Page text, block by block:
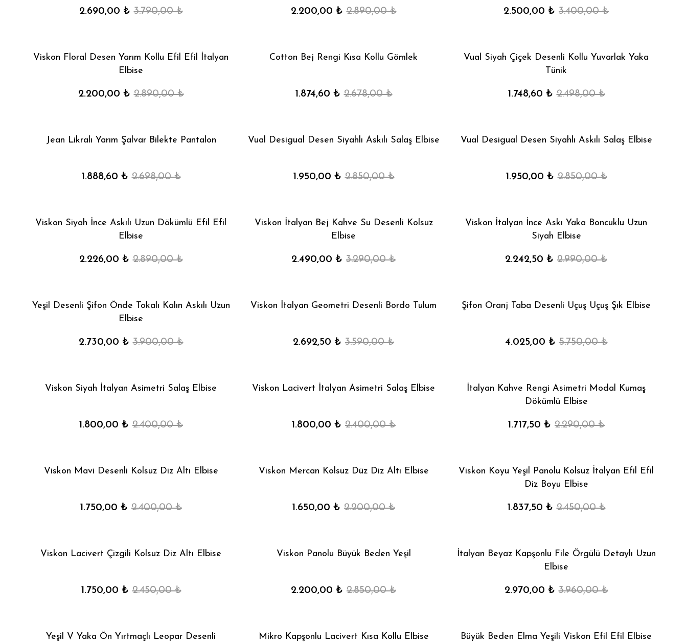
2.690,00 ₺ 3.790,00 ₺ 2.200,00 ₺ 2.890,00 ₺ 2.500,00 ₺ 3.400,00 ₺
Viskon Floral Desen Yarım Kollu Efil Efil İtalyan
Elbise
2.200,00 ₺ 2.890,00 ₺
Cotton Bej Rengi Kısa Kollu Gömlek
1.874,60 ₺ 2.678,00 ₺
Vual Siyah Çiçek Desenli Kollu Yuvarlak Yaka
Tünik
1.748,60 ₺ 2.498,00 ₺
Jean Likralı Yarım Şalvar Bilekte Pantalon
1.888,60 ₺ 2.698,00 ₺
Vual Desigual Desen Siyahlı Askılı Salaş Elbise
1.950,00 ₺ 2.850,00 ₺
Vual Desigual Desen Siyahlı Askılı Salaş Elbise
1.950,00 ₺ 2.850,00 ₺
Viskon Siyah İnce Askılı Uzun Dökümlü Efil Efil
Elbise
2.226,00 ₺ 2.890,00 ₺
Viskon İtalyan Bej Kahve Su Desenli Kolsuz
Elbise
2.490,00 ₺ 3.290,00 ₺
Viskon İtalyan İnce Askı Yaka Boncuklu Uzun
Siyah Elbise
2.242,50 ₺ 2.990,00 ₺
Yeşil Desenli Şifon Önde Tokalı Kalın Askılı Uzun
Elbise
2.730,00 ₺ 3.900,00 ₺
Viskon İtalyan Geometri Desenli Bordo Tulum
2.692,50 ₺ 3.590,00 ₺
Şifon Oranj Taba Desenli Uçuş Uçuş Şık Elbise
4.025,00 ₺ 5.750,00 ₺
Viskon Siyah İtalyan Asimetri Salaş Elbise
1.800,00 ₺ 2.400,00 ₺
Viskon Lacivert İtalyan Asimetri Salaş Elbise
1.800,00 ₺ 2.400,00 ₺
İtalyan Kahve Rengi Asimetri Modal Kumaş
Dökümlü Elbise
1.717,50 ₺ 2.290,00 ₺
Viskon Mavi Desenli Kolsuz Diz Altı Elbise
1.750,00 ₺ 2.400,00 ₺
Viskon Mercan Kolsuz Düz Diz Altı Elbise
1.650,00 ₺ 2.200,00 ₺
Viskon Koyu Yeşil Panolu Kolsuz İtalyan Efil Efil
Diz Boyu Elbise
1.837,50 ₺ 2.450,00 ₺
Viskon Lacivert Çizgili Kolsuz Diz Altı Elbise
1.750,00 ₺ 2.450,00 ₺
Viskon Panolu Büyük Beden Yeşil
2.200,00 ₺ 2.850,00 ₺
İtalyan Beyaz Kapşonlu File Örgülü Detaylı Uzun
Elbise
2.970,00 ₺ 3.960,00 ₺
Yeşil V Yaka Ön Yırtmaçlı Leopar Desenli
Mikro Kapşonlu Lacivert Kısa Kollu Elbise Büyük Beden Elma Yeşili Viskon Efil Efil Elbise